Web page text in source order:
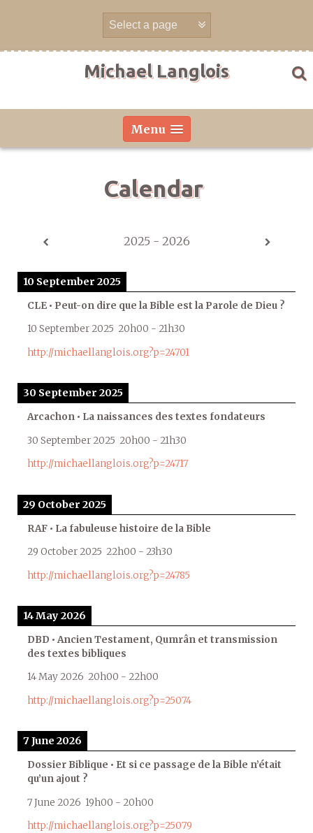
Michael Langlois
Menu
Calendar
2025 - 2026
10 September 2025
CLE • Peut-on dire que la Bible est la Parole de Dieu ?
10 September 2025 20h00 - 21h30
http://michaellanglois.org?p=24701
30 September 2025
Arcachon • La naissances des textes fondateurs
30 September 2025 20h00 - 21h30
http://michaellanglois.org?p=24717
29 October 2025
RAF • La fabuleuse histoire de la Bible
29 October 2025 22h00 - 23h30
http://michaellanglois.org?p=24785
14 May 2026
DBD • Ancien Testament, Qumrân et transmission
des textes bibliques
14 May 2026 20h00 - 22h00
http://michaellanglois.org?p=25074
7 June 2026
Dossier Biblique • Et si ce passage de la Bible n’était
qu’un ajout ?
7 June 2026 19h00 - 20h00
http://michaellanglois.org?p=25079